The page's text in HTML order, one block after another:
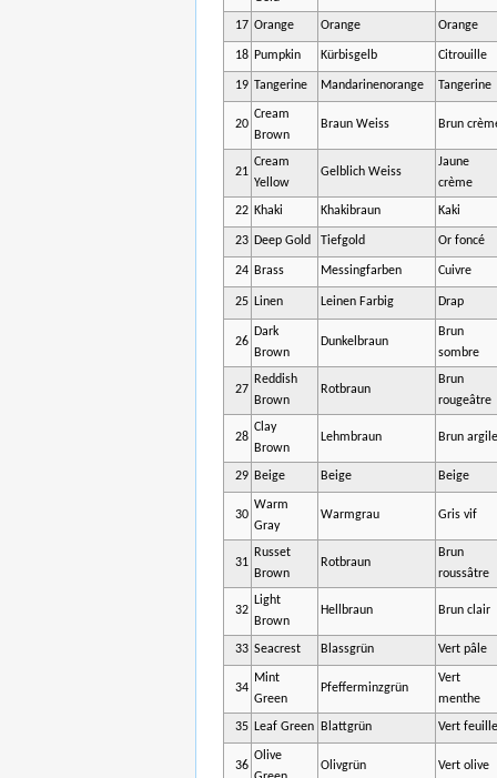
17 Orange Orange Orange
18 Pumpkin Kürbisgelb Citrouille
19 Tangerine Mandarinenorange Tangerine
20
Cream
Brown
Braun Weiss Brun
21
Cream
Yellow
Gelblich Weiss
Jaune
crème
22 Khaki Khakibraun Kaki
23 Deep Gold Tiefgold Or foncé
24 Brass Messingfarben Cuivre
25 Linen Leinen Farbig Drap
26
Dark
Brown
Dunkelbraun
Brun
sombre
27
Reddish
Brown
Rotbraun
Brun
rougeâtre
28
Clay
Brown
Lehmbraun Brun
29 Beige Beige Beige
30
Warm
Gray
Warmgrau Gris vif
31
Russet
Brown
Rotbraun
Brun
roussâtre
32
Light
Brown
Hellbraun Brun clair
33 Seacrest Blassgrün Vert pâle
34
Mint
Green
Pfefferminzgrün
Vert
menthe
35 Leaf Green Blattgrün Vert
36
Olive
Olivgrün Vert olive